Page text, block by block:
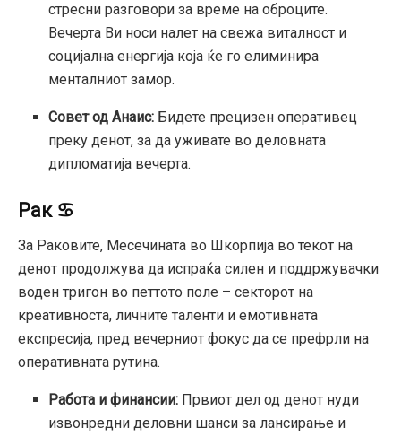
стресни разговори за време на оброците.
Вечерта Ви носи налет на свежа виталност и
социјална енергија која ќе го елиминира
менталниот замор.
Совет од Анаис: Бидете прецизен оперативец
преку денот, за да уживате во деловната
дипломатија вечерта.
Рак ♋
За Раковите, Месечината во Шкорпија во текот на
денот продолжува да испраќа силен и поддржувачки
воден тригон во петтото поле – секторот на
креативноста, личните таленти и емотивната
експресија, пред вечерниот фокус да се префрли на
оперативната рутина.
Работа и финансии: Првиот дел од денот нуди
извонредни деловни шанси за лансирање и